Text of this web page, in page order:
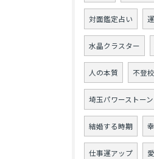
対面鑑定占い
水晶クラスター
人の本質 不登
埼玉パワーストーン
結婚する時期
仕事運アップ